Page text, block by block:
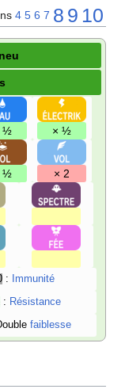
4 5 6 7 8 9 10
½ × ½
½ × 2
: Immunité
: Résistance
faiblesse